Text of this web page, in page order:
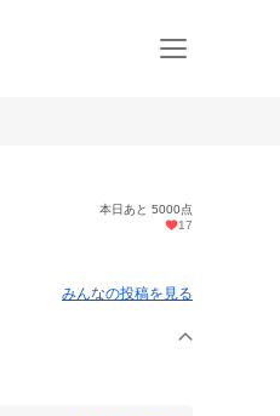
本日あと 5000点
17
みんなの投稿を見る